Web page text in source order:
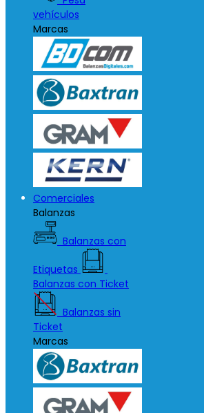
vehículos
Marcas
Comerciales
Balanzas
Balanzas con
Etiquetas
Balanzas con Ticket
Balanzas sin
Ticket
Marcas